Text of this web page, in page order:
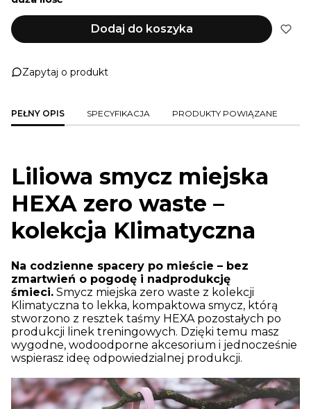
Dodaj do koszyka
Zapytaj o produkt
PEŁNY OPIS SPECYFIKACJA PRODUKTY POWIĄZANE
Liliowa smycz miejska
HEXA zero waste –
kolekcja Klimatyczna
Na codzienne spacery po mieście – bez
zmartwień o pogodę i nadprodukcję
śmieci. Smycz miejska zero waste z kolekcji
Klimatyczna to lekka, kompaktowa smycz, którą
stworzono z resztek taśmy HEXA pozostałych po
produkcji linek treningowych. Dzięki temu masz
wygodne, wodoodporne akcesorium i jednocześnie
wspierasz ideę odpowiedzialnej produkcji.